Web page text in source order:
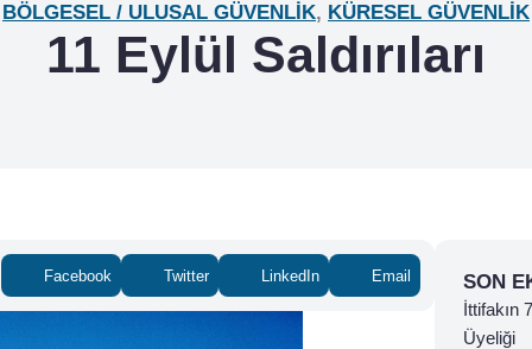
BÖLGESEL / ULUSAL GÜVENLIK, KÜRESEL GÜVENLIK
11 Eylül Saldırıları
Facebook Twitter LinkedIn Email SON
İttifakın
Üyeliği